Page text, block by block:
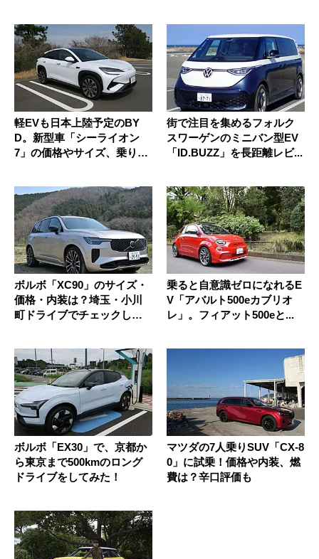
軽EVも日本上陸予定のBY
D。新型車「シーライオン
7」の価格やサイズ、乗り味
街で注目を集めるフォルク
スワーゲンのミニバン型EV
「ID.BUZZ」を長距離レビ...
ボルボ「XC90」のサイズ・
価格・内装は？埼玉・小川
町ドライブでチェックして
乗ると自意識ゼロになれるE
V「アバルト500eカブリオ
レ」。フィアット500eと...
ボルボ「EX30」で、京都か
ら東京まで500kmのロング
ドライブをしてみた！
マツダの7人乗りSUV「CX-8
0」に試乗！価格や内装、燃
費は？辛口評価も